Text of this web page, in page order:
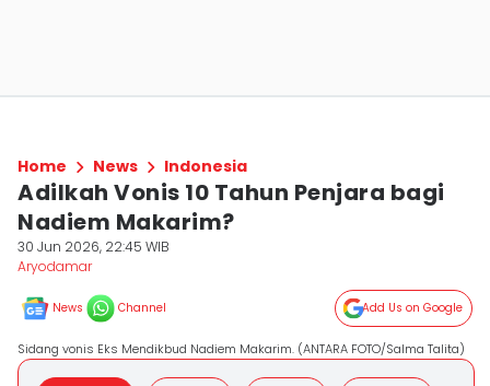
Home News Indonesia
Adilkah Vonis 10 Tahun Penjara bagi
Nadiem Makarim?
30 Jun 2026, 22:45 WIB
Aryodamar
News Channel Add Us on Google
Sidang vonis Eks Mendikbud Nadiem Makarim. (ANTARA FOTO/Salma Talita)